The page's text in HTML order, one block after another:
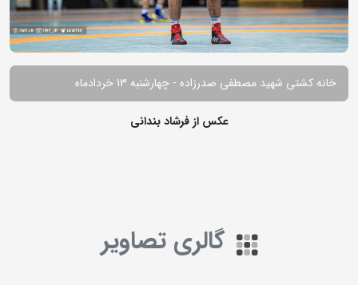
خانه کشتی شهید مصطفی صدرزاده - چهارشنبه 13 خردادماه
عکس از فرشاد بندانی
گالری تصاویر